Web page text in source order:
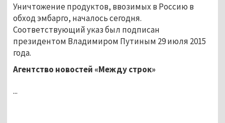
Уничтожение продуктов, ввозимых в Россию в
обход эмбарго, началось сегодня.
Соответствующий указ был подписан
президентом Владимиром Путиным 29 июля 2015
года.
Агентство новостей «Между строк»
...